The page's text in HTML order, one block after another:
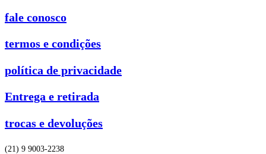
fale conosco
termos e condições
política de privacidade
Entrega e retirada
trocas e devoluções
(21) 9 9003-2238